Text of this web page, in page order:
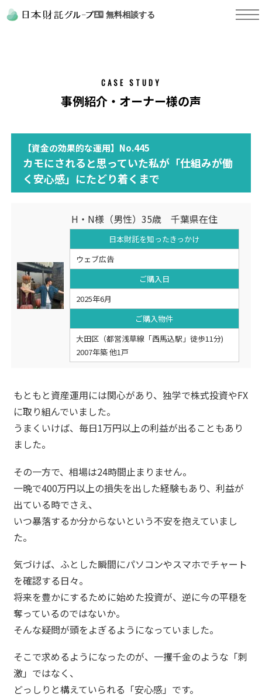
無料相談する
CASE STUDY
事例紹介・オーナー様の声
【資金の効果的な運用】No.445
カモにされると思っていた私が「仕組みが働
く安心感」にたどり着くまで
H・N様（男性）35歳 千葉県在住
日本財託を知ったきっかけ
ウェブ広告
ご購入日
2025年6月
ご購入物件
大田区（都営浅草線「西馬込駅」徒歩11分)
2007年築 他1戸
もともと資産運用には関心があり、独学で株式投資やFX
に取り組んでいました。
うまくいけば、毎日1万円以上の利益が出ることもあり
ました。
その一方で、相場は24時間止まりません。
一晩で400万円以上の損失を出した経験もあり、利益が
出ている時でさえ、
いつ暴落するか分からないという不安を抱えていまし
た。
気づけば、ふとした瞬間にパソコンやスマホでチャート
を確認する日々。
将来を豊かにするために始めた投資が、逆に今の平穏を
奪っているのではないか。
そんな疑問が頭をよぎるようになっていました。
そこで求めるようになったのが、一攫千金のような「刺
激」ではなく、
どっしりと構えていられる「安心感」です。